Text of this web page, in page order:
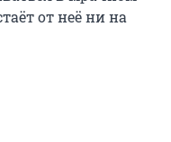
от неё ни на